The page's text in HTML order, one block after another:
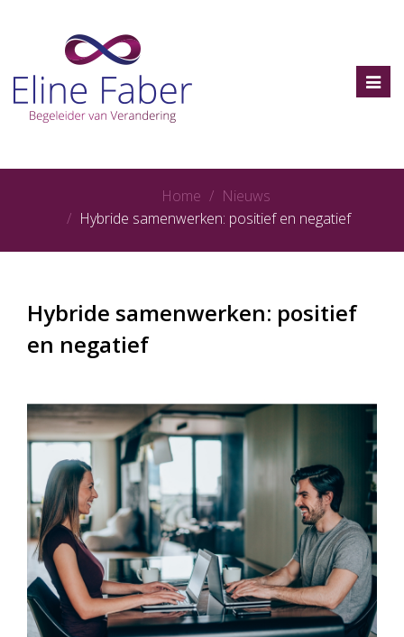
Home
Nieuws
Hybride samenwerken: positief en negatief
Hybride samenwerken: positief
en negatief